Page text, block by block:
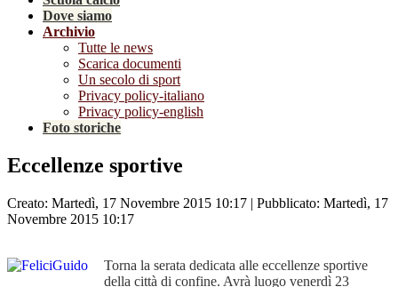
Dove siamo
Archivio
Tutte le news
Scarica documenti
Un secolo di sport
Privacy policy-italiano
Privacy policy-english
Foto storiche
Eccellenze sportive
Creato: Martedì, 17 Novembre 2015 10:17 | Pubblicato: Martedì, 17
Novembre 2015 10:17
Torna la serata dedicata alle eccellenze sportive
della città di confine. Avrà luogo venerdì 23